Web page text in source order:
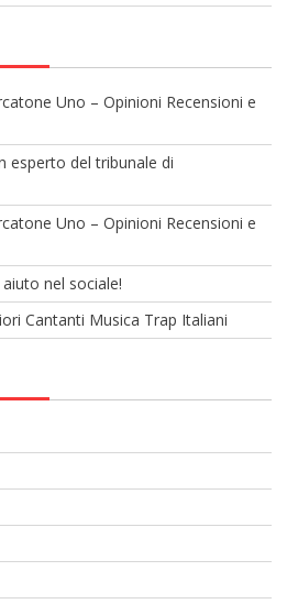
Uno – Opinioni Recensioni e
esperto del tribunale di
Uno – Opinioni Recensioni e
nel sociale!
Cantanti Musica Trap Italiani